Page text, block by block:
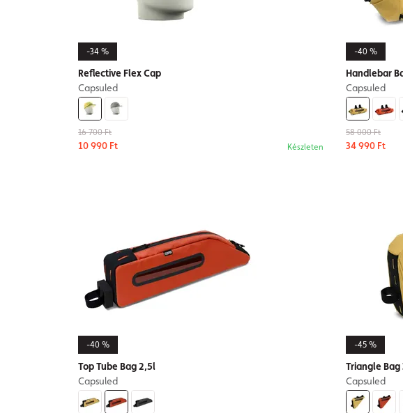
-34 %
Reflective Flex Cap
Capsuled
16 700 Ft
10 990 Ft Készleten
-40 %
Handlebar
Capsuled
58 000 Ft
34 990 Ft
-40 %
Top Tube Bag 2,5l
Capsuled
-45 %
Triangle Bag
Capsuled